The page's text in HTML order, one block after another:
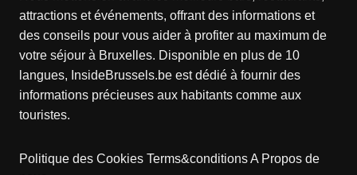
attractions et événements, offrant des informations et
des conseils pour vous aider à profiter au maximum de
votre séjour à Bruxelles. Disponible en plus de 10
langues, InsideBrussels.be est dédié à fournir des
informations précieuses aux habitants comme aux
touristes.
Politique des Cookies Terms&conditionsA Propos de